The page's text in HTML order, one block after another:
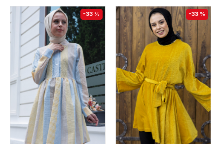
-33 % -33 %